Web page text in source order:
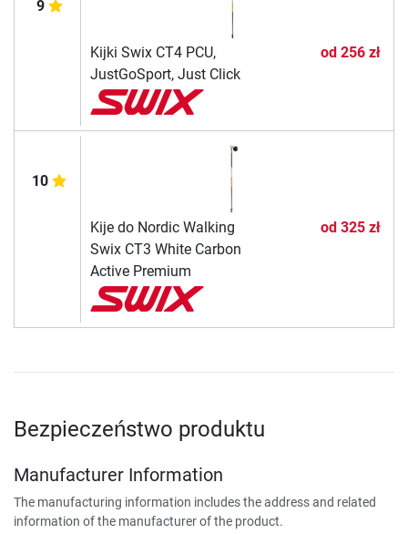
9
Kijki Swix CT4 PCU,
JustGoSport, Just Click
od 256 zł
10
Kije do Nordic Walking
Swix CT3 White Carbon
Active Premium
od 325 zł
Bezpieczeństwo produktu
Manufacturer Information
The manufacturing information includes the address and related
information of the manufacturer of the product.